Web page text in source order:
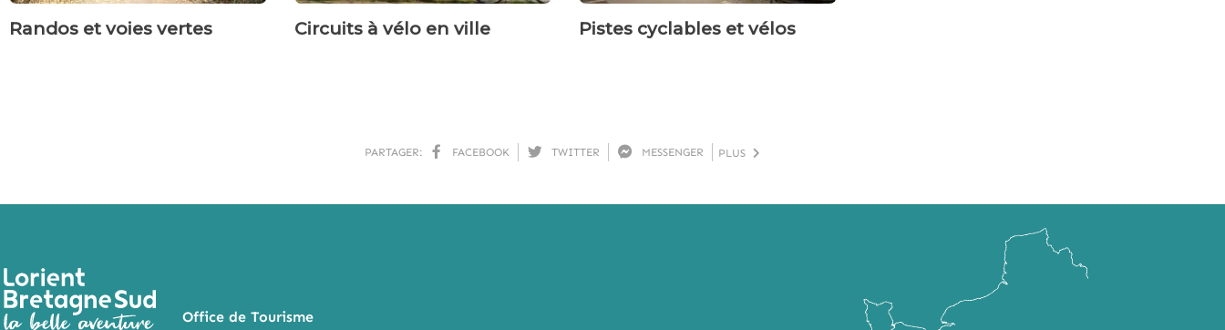
Randos et voies vertes Circuits à vélo en ville Pistes cyclables et vélos
PARTAGER: FACEBOOK TWITTER MESSENGER PLUS
Office de Tourisme